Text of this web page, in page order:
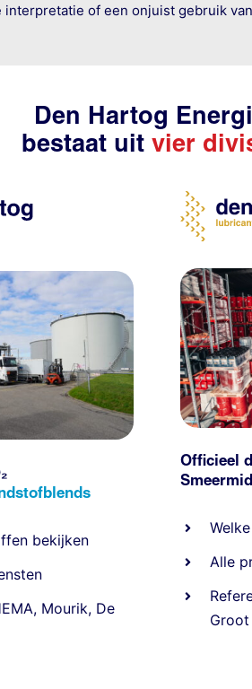
of een onjuist gebruik
Den Hartog
bestaat uit vier
bekijken
, Mourik, De
Officieel
Alle
Groot